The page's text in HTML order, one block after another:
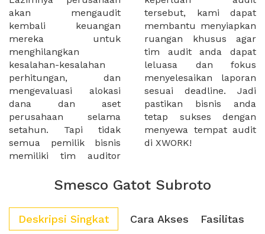
akan mengaudit
kembali keuangan
mereka untuk
menghilangkan
kesalahan-kesalahan
perhitungan, dan
mengevaluasi alokasi
dana dan aset
perusahaan selama
setahun. Tapi tidak
semua pemilik bisnis
memiliki tim auditor
tersebut, kami dapat
membantu menyiapkan
ruangan khusus agar
tim audit anda dapat
leluasa dan fokus
menyelesaikan laporan
sesuai deadline. Jadi
pastikan bisnis anda
tetap sukses dengan
menyewa tempat audit
di XWORK!
Smesco Gatot Subroto
Deskripsi Singkat Cara Akses Fasilitas